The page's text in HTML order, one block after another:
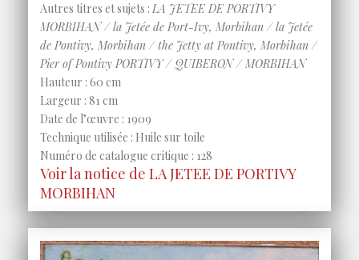
Autres titres et sujets : LA JETEE DE PORTIVY
MORBIHAN / la Jetée de Port-Ivy, Morbihan / la Jetée
de Pontivy, Morbihan / the Jetty at Pontivy, Morbihan /
Pier of Pontivy PORTIVY / QUIBERON / MORBIHAN
Hauteur : 60 cm
Largeur : 81 cm
Date de l’œuvre : 1909
Technique utilisée : Huile sur toile
Numéro de catalogue critique : 128
Voir la notice de LA JETEE DE PORTIVY
MORBIHAN